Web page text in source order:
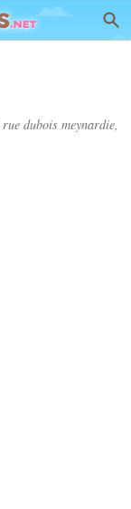
rue dubois meynardie,